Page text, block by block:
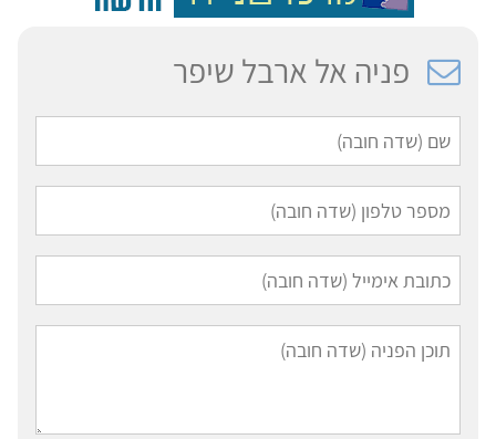
פניה אל ארבל שיפר